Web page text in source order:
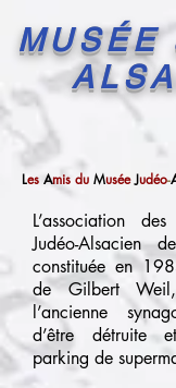
MUSÉE
Les Amis du Musée Judéo-
L’association
Judéo-Alsacien
constituée en
de Gilbert
l’ancienne
d’être détruite
parking de